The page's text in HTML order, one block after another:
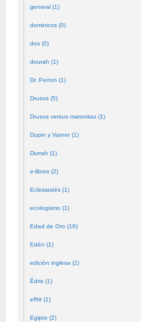
general (1)
dominicos (0)
dos (0)
dourah (1)
Dr. Perron (1)
Drusos (5)
Drusos versus maronitas (1)
Dupin y Varner (1)
Durrah (1)
e-libros (2)
Eclesiastés (1)
ecologismo (1)
Edad de Oro (16)
Edén (1)
edición inglesa (2)
Édris (1)
effrit (1)
Egipto (2)